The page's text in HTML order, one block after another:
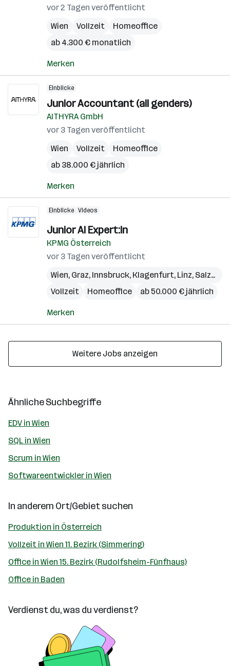
vor 2 Tagen veröffentlicht
Wien
Vollzeit
Homeoffice
ab 4.300 € monatlich
Merken
Einblicke
Junior Accountant (all genders)
AITHYRA GmbH
vor 3 Tagen veröffentlicht
Wien
Vollzeit
Homeoffice
ab 38.000 € jährlich
Merken
Einblicke Videos
Junior AI Expert:in
KPMG Österreich
vor 3 Tagen veröffentlicht
Wien, Graz, Innsbruck, Klagenfurt, Linz, Salzburg
Vollzeit
Homeoffice ab 50.000 € jährlich
Merken
Weitere Jobs anzeigen
Ähnliche Suchbegriffe
EDV in Wien
SQL in Wien
Scrum in Wien
Softwareentwickler in Wien
In anderem Ort/Gebiet suchen
Produktion in Österreich
Vollzeit in Wien 11. Bezirk (Simmering)
Office in Wien 15. Bezirk (Rudolfsheim-Fünfhaus)
Office in Baden
Verdienst du, was du verdienst?